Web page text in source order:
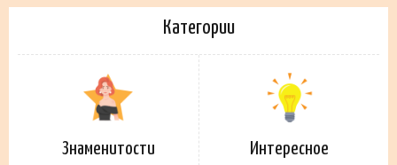
Категории
Знаменитости Интересное